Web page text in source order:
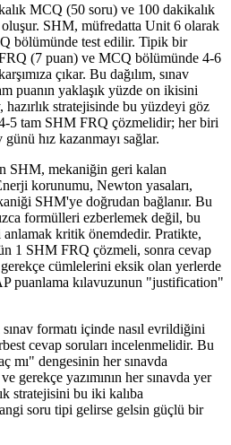
MCQ (50 soru) ve 100 dakikalık
SHM, müfredatta Unit 6 olarak
bölümünde test edilir. Tipik bir
(7 puan) ve MCQ bölümünde 4-6
çıkar. Bu dağılım, sınav
puanın yaklaşık yüzde on ikisini
stratejisinde bu yüzdeyi göz
5 tam SHM FRQ çözmelidir; her biri
hız kazanmayı sağlar.
SHM, mekaniğin geri kalan
korunumu, Newton yasaları,
SHM'ye doğrudan bağlanır. Bu
formülleri ezberlemek değil, bu
kritik önemdedir. Pratikte,
1 SHM FRQ çözmeli, sonra cevap
gerekçe cümlelerini eksik olan yerlerde
puanlama kılavuzunun "justification"
formatı içinde nasıl evrildiğini
cevap soruları incelenmelidir. Bu
mı" dengesinin her sınavda
gerekçe yazımının her sınavda yer
stratejisini bu iki kalıba
soru tipi gelirse gelsin güçlü bir